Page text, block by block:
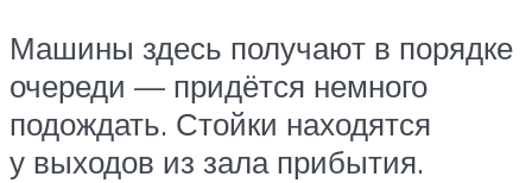
Машины здесь получают в порядке
очереди — придётся немного
подождать. Стойки находятся
у выходов из зала прибытия.